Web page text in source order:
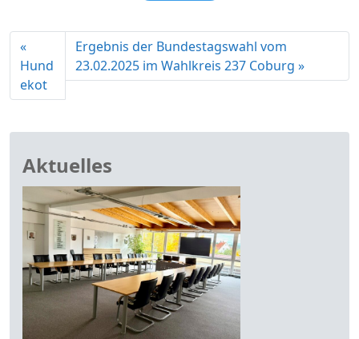
Hund
ekot
Ergebnis der Bundestagswahl vom
23.02.2025 im Wahlkreis 237 Coburg
Aktuelles